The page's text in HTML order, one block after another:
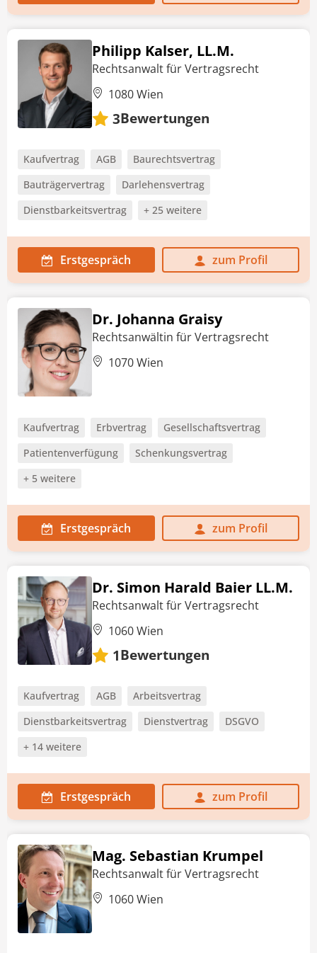
Philipp Kalser, LL.M.
Rechtsanwalt für Vertragsrecht
1080 Wien
3Bewertungen
Kaufvertrag AGB
Baurechtsvertrag
Bauträgervertrag
Darlehensvertrag
Dienstbarkeitsvertrag
+ 25 weitere
Erstgespräch zum Profil
Dr. Johanna Graisy
Rechtsanwältin für Vertragsrecht
1070 Wien
Kaufvertrag Erbvertrag
Gesellschaftsvertrag
Patientenverfügung
Schenkungsvertrag
+ 5 weitere
Erstgespräch zum Profil
Dr. Simon Harald Baier LL.M.
Rechtsanwalt für Vertragsrecht
1060 Wien
1Bewertungen
Kaufvertrag AGB
Arbeitsvertrag
Dienstbarkeitsvertrag
Dienstvertrag
DSGVO
+ 14 weitere
Erstgespräch zum Profil
Mag. Sebastian Krumpel
Rechtsanwalt für Vertragsrecht
1060 Wien